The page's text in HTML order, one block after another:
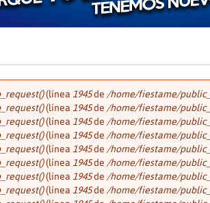
(línea 1945de /home/fiestame/
(línea 1945de /home/fiestame/
(línea 1945de /home/fiestame/
(línea 1945de /home/fiestame/
(línea 1945de /home/fiestame/
(línea 1945de /home/fiestame/
(línea 1945de /home/fiestame/
(línea 1945de /home/fiestame/